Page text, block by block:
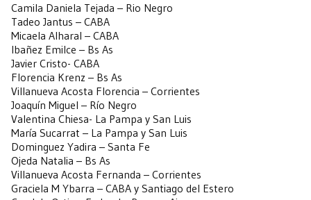
Camila Daniela Tejada – Rio Negro
Tadeo Jantus – CABA
Micaela Alharal – CABA
Ibañez Emilce – Bs As
Javier Cristo- CABA
Florencia Krenz – Bs As
Villanueva Acosta Florencia – Corrientes
Joaquín Miguel – Río Negro
Valentina Chiesa- La Pampa y San Luis
María Sucarrat – La Pampa y San Luis
Dominguez Yadira – Santa Fe
Ojeda Natalia – Bs As
Villanueva Acosta Fernanda – Corrientes
Graciela M Ybarra – CABA y Santiago del Estero